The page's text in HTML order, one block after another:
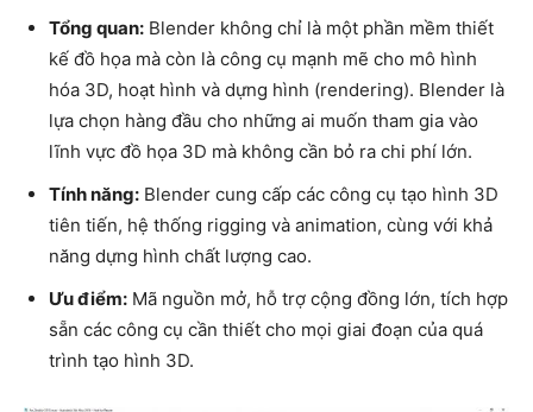
Tổng quan: Blender không chỉ là một phần mềm thiết
kế đồ họa mà còn là công cụ mạnh mẽ cho mô hình
hóa 3D, hoạt hình và dựng hình (rendering). Blender là
lựa chọn hàng đầu cho những ai muốn tham gia vào
lĩnh vực đồ họa 3D mà không cần bỏ ra chi phí lớn.
Tính năng: Blender cung cấp các công cụ tạo hình 3D
tiên tiến, hệ thống rigging và animation, cùng với khả
năng dựng hình chất lượng cao.
Ưu điểm: Mã nguồn mở, hỗ trợ cộng đồng lớn, tích hợp
sẵn các công cụ cần thiết cho mọi giai đoạn của quá
trình tạo hình 3D.